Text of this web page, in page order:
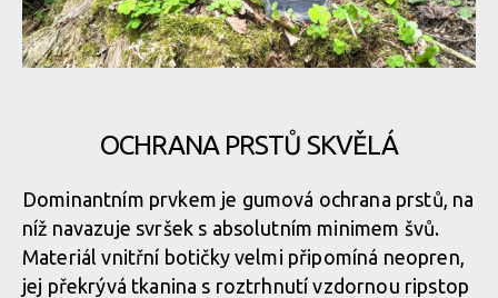
OCHRANA PRSTŮ SKVĚLÁ
Dominantním prvkem je gumová ochrana prstů, na
níž navazuje svršek s absolutním minimem švů.
Materiál vnitřní botičky velmi připomíná neopren,
jej překrývá tkanina s roztrhnutí vzdornou ripstop